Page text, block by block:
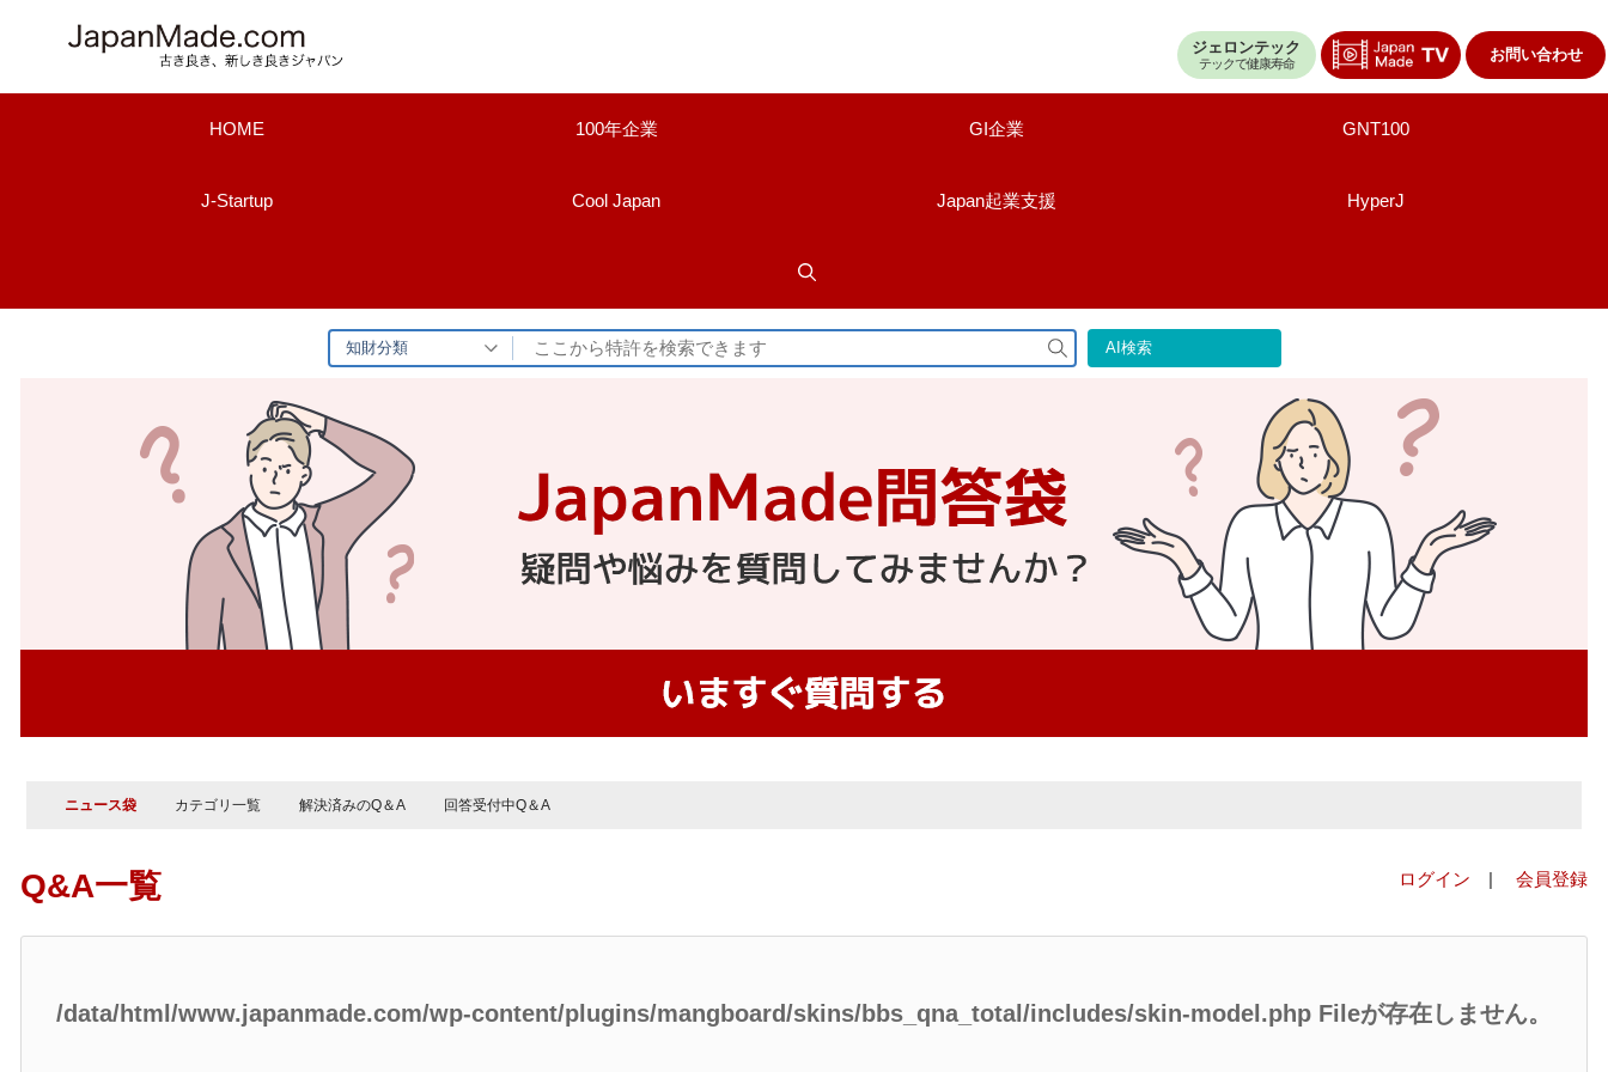
ジェロンテック
テックで健康寿命 お問い合わせ
HOME 100年企業 GI企業 GNT100
J-Startup Cool Japan Japan起業支援 HyperJ
知財分類
検
索
AI検索
ニュース袋 カテゴリ一覧 解決済みのQ＆A 回答受付中Q＆A
Q&A一覧 ログイン | 会員登録
/data/html/www.japanmade.com/wp-content/plugins/mangboard/skins/bbs_qna_total/includes/skin-model.php Fileが存在しません。